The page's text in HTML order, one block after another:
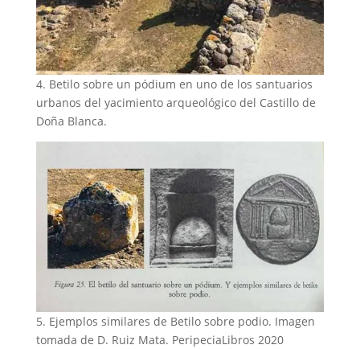
4. Betilo sobre un pódium en uno de los santuarios
urbanos del yacimiento arqueológico del Castillo de
Doña Blanca.
5. Ejemplos similares de Betilo sobre podio. Imagen
tomada de D. Ruiz Mata. PeripeciaLibros 2020